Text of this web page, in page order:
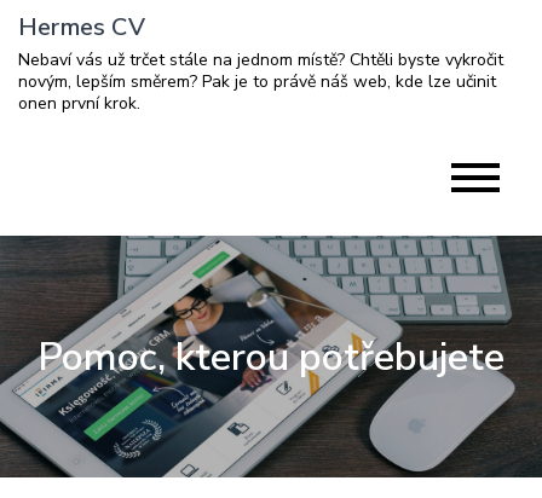
Skip
content
Hermes CV
Nebaví vás už trčet stále na jednom místě? Chtěli byste vykročit
novým, lepším směrem? Pak je to právě náš web, kde lze učinit
onen první krok.
Pomoc, kterou potřebujete